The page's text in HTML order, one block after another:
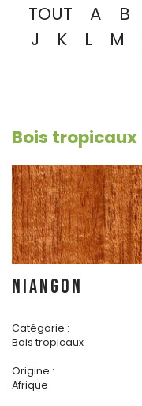
TOUT A B
J
K L M
Bois tropicaux
NIANGON
Catégorie :
Bois tropicaux
Origine :
Afrique